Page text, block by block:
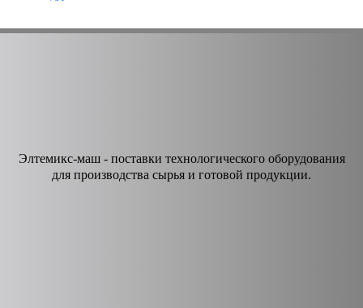
Элтемикс-маш - поставки технологического оборудования
для производства сырья и готовой продукции.